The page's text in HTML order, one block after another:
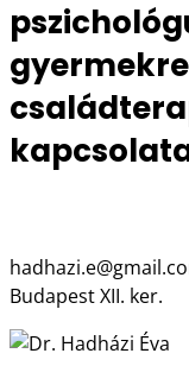
Budapest XII. ker.